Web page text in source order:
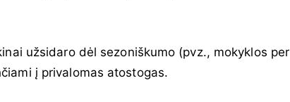
užsidaro dėl sezoniškumo (pvz., mokyklos per
į privalomas atostogas.